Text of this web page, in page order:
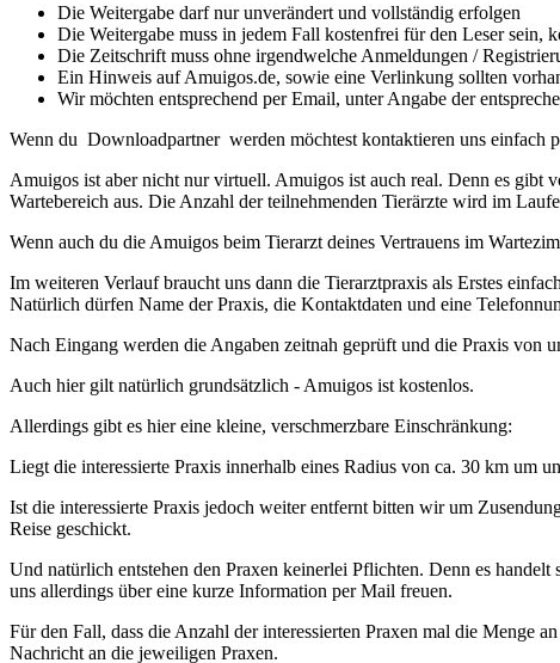
Die Weitergabe darf nur unverändert und vollständig erfolgen
Die Weitergabe muss in jedem Fall kostenfrei für den Leser sein,
Die Zeitschrift muss ohne irgendwelche Anmeldungen /
Ein Hinweis auf Amuigos.de, sowie eine Verlinkung sollten
Wir möchten entsprechend per Email, unter Angabe der
Wenn du Downloadpartner werden möchtest kontaktieren uns einfach
Amuigos ist aber nicht nur virtuell. Amuigos ist auch real. Denn es gibt
Wartebereich aus. Die Anzahl der teilnehmenden Tierärzte wird im
Wenn auch du die Amuigos beim Tierarzt deines Vertrauens im
Im weiteren Verlauf braucht uns dann die Tierarztpraxis als Erstes
Natürlich dürfen Name der Praxis, die Kontaktdaten und eine
Nach Eingang werden die Angaben zeitnah geprüft und die Praxis von
Auch hier gilt natürlich grundsätzlich - Amuigos ist kostenlos.
Allerdings gibt es hier eine kleine, verschmerzbare Einschränkung:
Liegt die interessierte Praxis innerhalb eines Radius von ca. 30 km um
Ist die interessierte Praxis jedoch weiter entfernt bitten wir um
Reise geschickt.
Und natürlich entstehen den Praxen keinerlei Pflichten. Denn es
uns allerdings über eine kurze Information per Mail freuen.
Für den Fall, dass die Anzahl der interessierten Praxen mal die Menge
Nachricht an die jeweiligen Praxen.